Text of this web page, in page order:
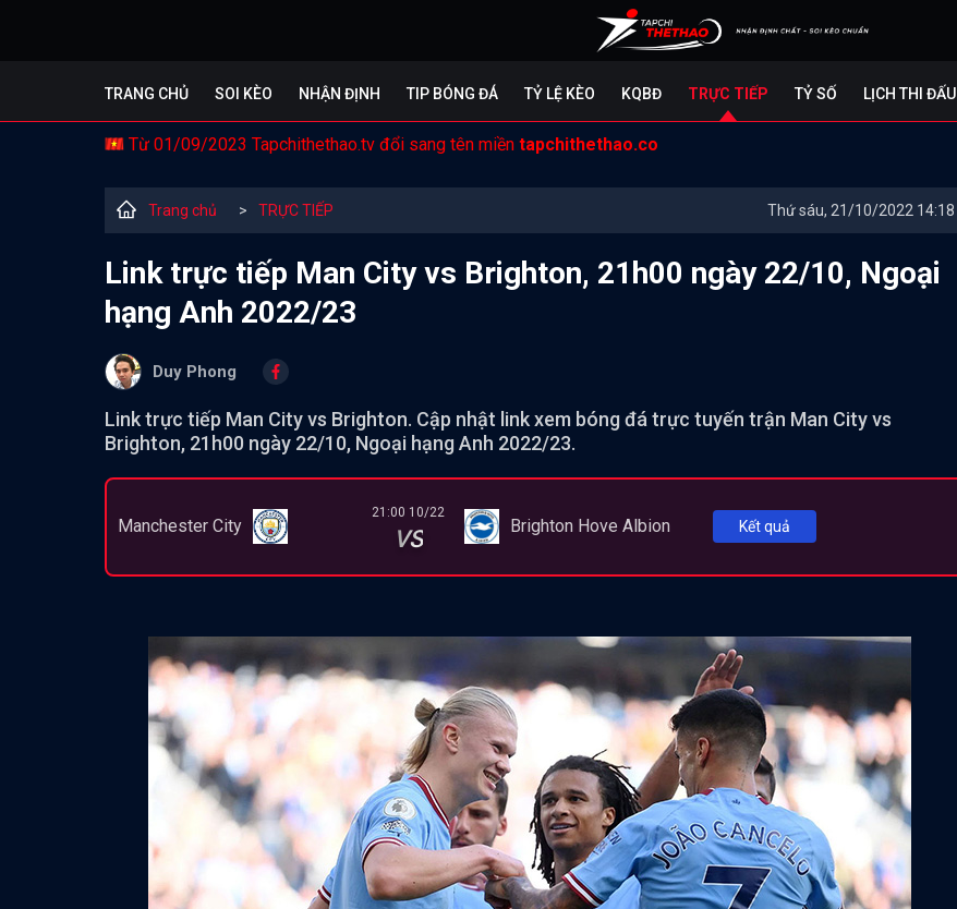
TRANG CHỦ SOI KÈO NHẬN ĐỊNH TIP BÓNG ĐÁ TỶ LỆ KÈO KQBĐ TRỰC TIẾP TỶ SỐ LỊCH THI ĐẤU
Từ 01/09/2023 Tapchithethao.tv đổi sang tên miền tapchithethao.co
Trang chủ > TRỰC TIẾP Thứ sáu, 21/10/2022 14:18
Link trực tiếp Man City vs Brighton, 21h00 ngày 22/10, Ngoại
hạng Anh 2022/23
Duy Phong
Link trực tiếp Man City vs Brighton. Cập nhật link xem bóng đá trực tuyến trận Man City vs
Brighton, 21h00 ngày 22/10, Ngoại hạng Anh 2022/23.
Manchester City
21:00 10/22
VS Brighton Hove Albion Kết quả